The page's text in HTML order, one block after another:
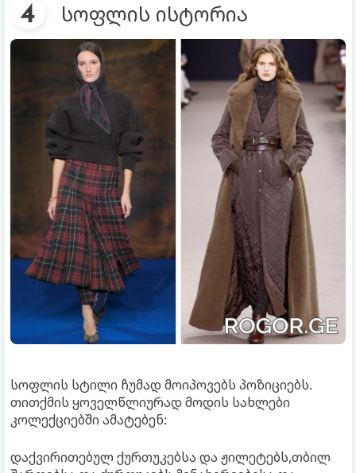
სოფლის ისტორია
სოფლის სტილი ჩუმად მოიპოვებს პოზიციებს.
თითქმის ყოველწლიურად მოდის სახლები
კოლექციებში ამატებენ:
დაქვირითებულ ქურთუკებსა და ჟილეტებს,თბილ